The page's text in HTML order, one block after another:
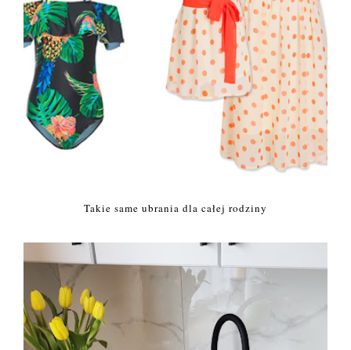
Takie same ubrania dla całej rodziny